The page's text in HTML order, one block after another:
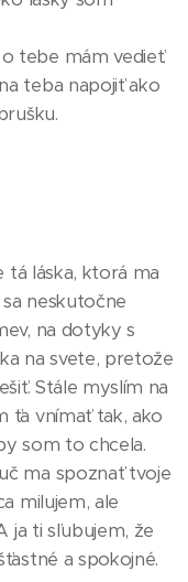
tebe mám vedieť.
teba napojiť ako
tá láska, ktorá ma
neskutočne
na dotyky s
na svete, pretože
Stále myslím na
ťa vnímať tak, ako
som to chcela.
ma spoznať tvoje
milujem, ale
ja ti sľubujem, že
a spokojné.